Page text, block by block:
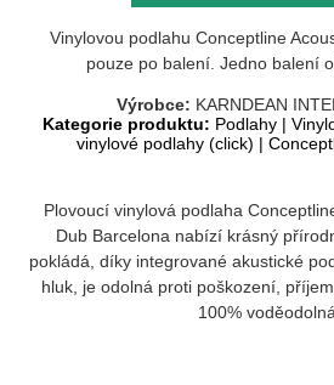
Vinylovou podlahu Conceptline
pouze po balení. Jedno balení
Výrobce: KARNDEAN
Kategorie produktu: Podlahy |
vinylové podlahy (click) |
Plovoucí vinylová podlaha
Dub Barcelona nabízí krásný
pokládá, díky integrované akustické
hluk, je odolná proti poškození,
100%